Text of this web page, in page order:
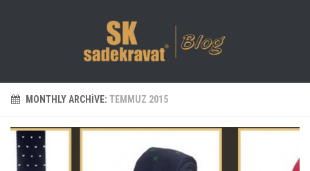
MONTHLY ARCHIVE: TEMMUZ 2015